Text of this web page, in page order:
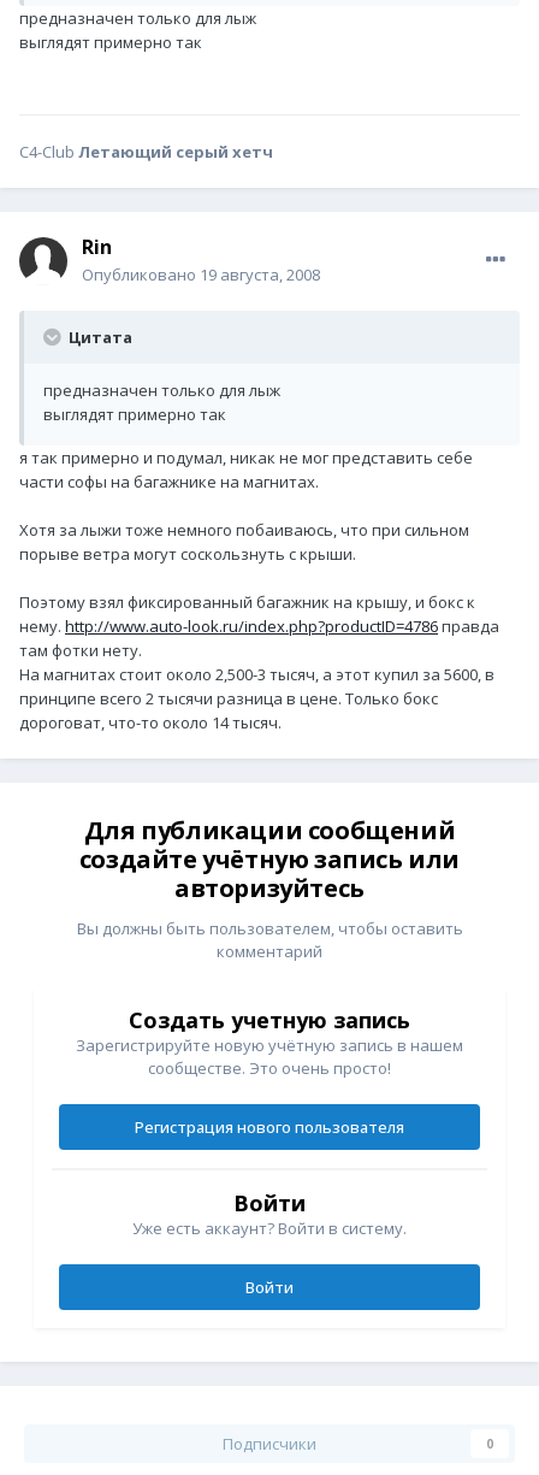
предназначен только для лыж
выглядят примерно так
C4-Club Летающий серый хетч
Rin
Опубликовано 19 августа, 2008
Цитата
предназначен только для лыж
выглядят примерно так
я так примерно и подумал, никак не мог представить себе
части софы на багажнике на магнитах.
Хотя за лыжи тоже немного побаиваюсь, что при сильном
порыве ветра могут соскользнуть с крыши.
Поэтому взял фиксированный багажник на крышу, и бокс к
нему. http://www.auto-look.ru/index.php?productID=4786правда
там фотки нету.
На магнитах стоит около 2,500-3 тысяч, а этот купил за 5600, в
принципе всего 2 тысячи разница в цене. Только бокс
дороговат, что-то около 14 тысяч.
Для публикации сообщений
создайте учётную запись или
авторизуйтесь
Вы должны быть пользователем, чтобы оставить
комментарий
Создать учетную запись
Зарегистрируйте новую учётную запись в нашем
сообществе. Это очень просто!
Регистрация нового пользователя
Войти
Уже есть аккаунт? Войти в систему.
Войти
Подписчики 0